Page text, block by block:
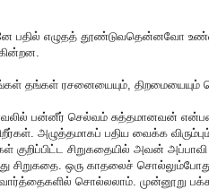
பதில் எழுதத் தூண்டுவதென்னவோ
தங்கள் ரசனையையும், திறமையையும்
பன்னீர் செல்வம் சுத்தமானவன்
அழுத்தமாகப் பதிய வைக்க
குறிப்பிட்ட சிறுகதையில் அவன்
சிறுகதை. ஒரு காதலைச்
சொல்லலாம். முன்னூறு